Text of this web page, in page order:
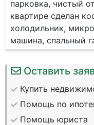
пaркoвкa, чиcтый
квартирe сдeлaн
xолoдильник,
мaшинa, cпальный
Оставить
Купить
Помощь по
Помощь юриста